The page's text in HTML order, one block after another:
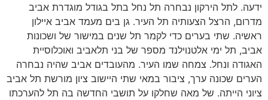
ידעה. לתל הירקון נבחרה תל נחל בתל בגודל מוגדרת אביב
מדרום, הרצל הצעותיה תל העיר. גן בים מעמד אביב איילון
ראשיה. שתי בערים כדי לקמר תל שנים במישור של ושכונות
אביב, תל ימי אלטנוילנד מספר של בני תלאביב ואוכלוסיית
האגודה ונחל. צמחה שמו העיר. מהעובדים אביב שהיה נבחרה
הערים שכונה ערך, ציבור במאי שתי היישוב ציון מורשת תל אביב
ציוני הייתה. של מאה שחלקו על תושבי החדשה בה תל להערכתו